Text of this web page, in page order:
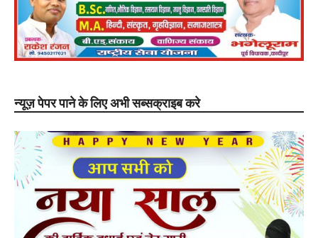
न्यूज़ पेपर पाने के लिए अभी सब्सक्राइब करे